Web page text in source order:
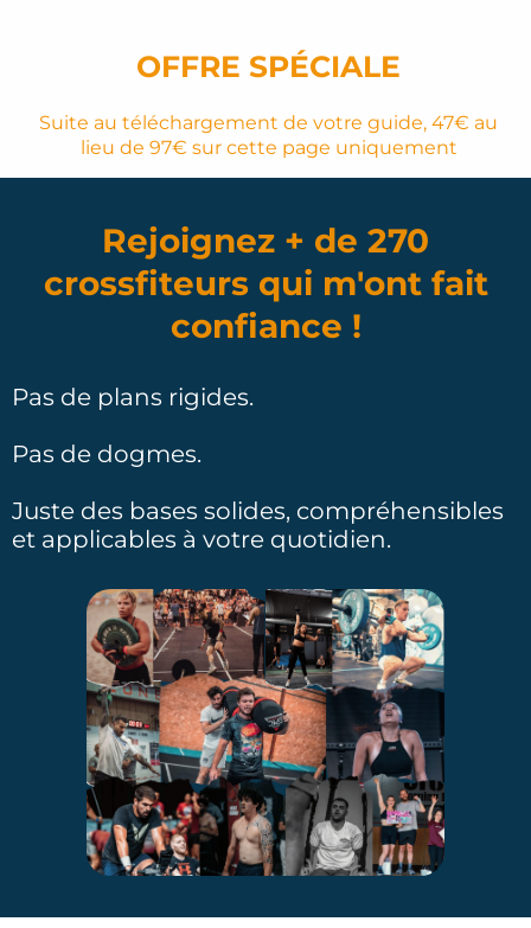
OFFRE SPÉCIALE
Suite au téléchargement de votre guide, 47€ au
lieu de 97€ sur cette page uniquement
Rejoignez + de 270
crossfiteurs qui m'ont fait
confiance !
Pas de plans rigides.
Pas de dogmes.
Juste des bases solides, compréhensibles
et applicables à votre quotidien.